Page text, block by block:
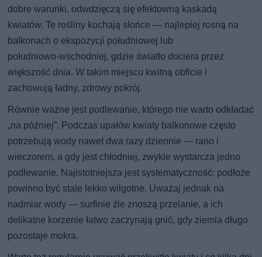
dobre warunki, odwdzięczą się efektowną kaskadą
kwiatów. Te rośliny kochają słońce — najlepiej rosną na
balkonach o ekspozycji południowej lub
południowo‑wschodniej, gdzie światło dociera przez
większość dnia. W takim miejscu kwitną obficie i
zachowują ładny, zdrowy pokrój.
Równie ważne jest podlewanie, którego nie warto odkładać
„na później”. Podczas upałów kwiaty balkonowe często
potrzebują wody nawet dwa razy dziennie — rano i
wieczorem, a gdy jest chłodniej, zwykle wystarcza jedno
podlewanie. Najistotniejsza jest systematyczność: podłoże
powinno być stale lekko wilgotne. Uważaj jednak na
nadmiar wody — surfinie źle znoszą przelanie, a ich
delikatne korzenie łatwo zaczynają gnić, gdy ziemia długo
pozostaje mokra.